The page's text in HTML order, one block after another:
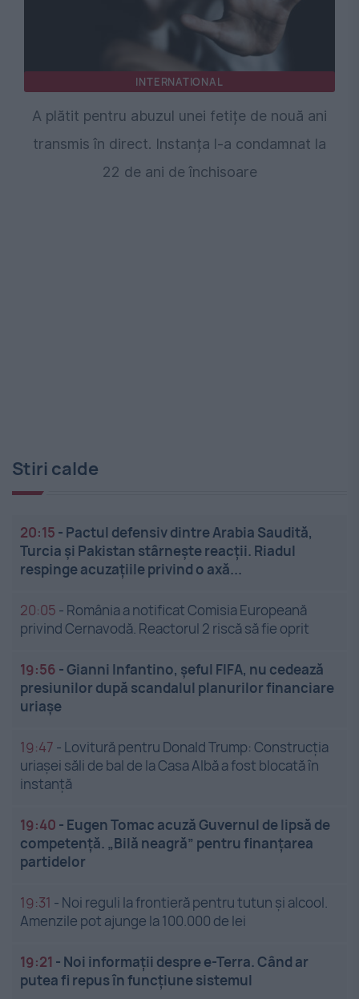
INTERNATIONAL
A plătit pentru abuzul unei fetițe de nouă ani
transmis în direct. Instanța l-a condamnat la
22 de ani de închisoare
Stiri calde
20:15 - Pactul defensiv dintre Arabia Saudită,
Turcia și Pakistan stârnește reacții. Riadul
respinge acuzațiile privind o axă...
20:05 - România a notificat Comisia Europeană
privind Cernavodă. Reactorul 2 riscă să fie oprit
19:56 -Gianni Infantino, șeful FIFA, nu cedează
presiunilor după scandalul planurilor financiare
uriașe
19:47 - Lovitură pentru Donald Trump: Construcția
uriașei săli de bal de la Casa Albă a fost blocată în
instanță
19:40 - Eugen Tomac acuză Guvernul de lipsă de
competență. „Bilă neagră” pentru finanțarea
partidelor
19:31 - Noi reguli la frontieră pentru tutun și alcool.
Amenzile pot ajunge la 100.000 de lei
19:21 - Noi informații despre e-Terra. Când ar
putea fi repus în funcțiune sistemul